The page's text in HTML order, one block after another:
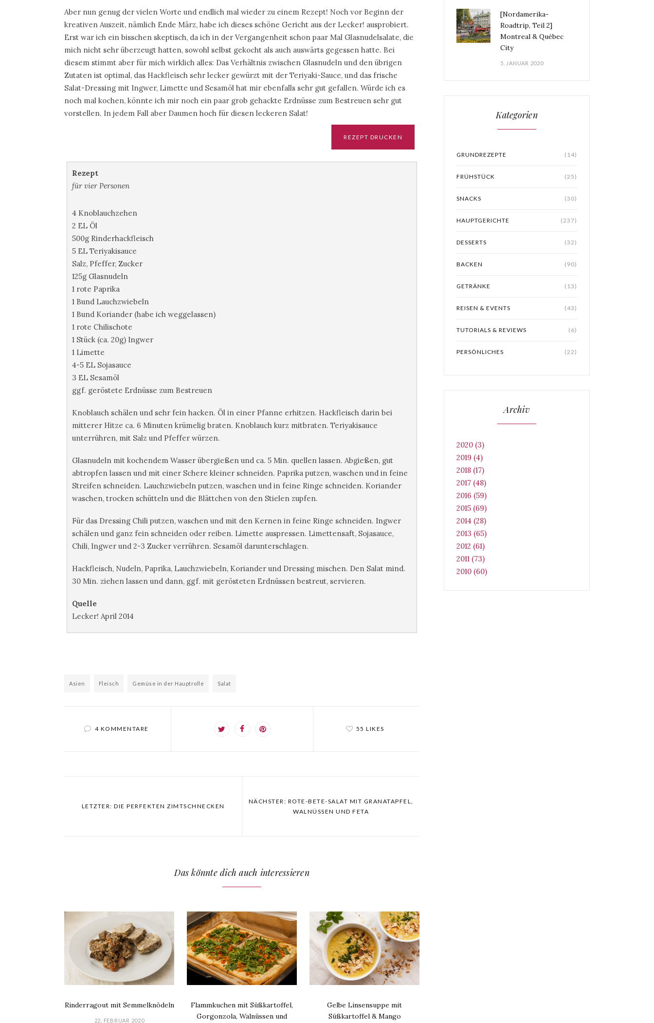
Aber nun genug der vielen Worte und endlich mal wieder zu einem Rezept! Noch vor Beginn der
kreativen Auszeit, nämlich Ende März, habe ich dieses schöne Gericht aus der Lecker! ausprobiert.
Erst war ich ein bisschen skeptisch, da ich in der Vergangenheit schon paar Mal Glasnudelsalate, die
mich nicht sehr überzeugt hatten, sowohl selbst gekocht als auch auswärts gegessen hatte. Bei
diesem stimmt aber für mich wirklich alles: Das Verhältnis zwischen Glasnudeln und den übrigen
Zutaten ist optimal, das Hackfleisch sehr lecker gewürzt mit der Teriyaki-Sauce, und das frische
Salat-Dressing mit Ingwer, Limette und Sesamöl hat mir ebenfalls sehr gut gefallen. Würde ich es
noch mal kochen, könnte ich mir noch ein paar grob gehackte Erdnüsse zum Bestreuen sehr gut
vorstellen. In jedem Fall aber Daumen hoch für diesen leckeren Salat!
Rezept
für vier Personen
4 Knoblauchzehen
2 EL Öl
500g Rinderhackfleisch
5 EL Teriyakisauce
Salz, Pfeffer, Zucker
125g Glasnudeln
1 rote Paprika
1 Bund Lauchzwiebeln
1 Bund Koriander (habe ich weggelassen)
1 rote Chilischote
1 Stück (ca. 20g) Ingwer
1 Limette
4-5 EL Sojasauce
3 EL Sesamöl
ggf. geröstete Erdnüsse zum Bestreuen
Knoblauch schälen und sehr fein hacken. Öl in einer Pfanne erhitzen. Hackfleisch darin bei
mitterer Hitze ca. 6 Minuten krümelig braten. Knoblauch kurz mitbraten. Teriyakisauce
unterrühren, mit Salz und Pfeffer würzen.
Glasnudeln mit kochendem Wasser übergießen und ca. 5 Min. quellen lassen. Abgießen, gut
abtropfen lassen und mit einer Schere kleiner schneiden. Paprika putzen, waschen und in feine
Streifen schneiden. Lauchzwiebeln putzen, waschen und in feine Ringe schneiden. Koriander
waschen, trocken schütteln und die Blättchen von den Stielen zupfen.
Für das Dressing Chili putzen, waschen und mit den Kernen in feine Ringe schneiden. Ingwer
schälen und ganz fein schneiden oder reiben. Limette auspressen. Limettensaft, Sojasauce,
Chili, Ingwer und 2-3 Zucker verrühren. Sesamöl darunterschlagen.
Hackfleisch, Nudeln, Paprika, Lauchzwiebeln, Koriander und Dressing mischen. Den Salat mind.
30 Min. ziehen lassen und dann, ggf. mit gerösteten Erdnüssen bestreut, servieren.
Quelle
Lecker! April 2014
Asien Fleisch Gemüse in der Hauptrolle Salat
4 KOMMENTARE 55 LIKES
LETZTER: DIE PERFEKTEN ZIMTSCHNECKEN
NÄCHSTER: ROTE-BETE-SALAT MIT GRANATAPFEL,
WALNÜSSEN UND FETA
Das könnte dich auch interessieren
Rinderragout mit Semmelknödeln
22. FEBRUAR 2020
Flammkuchen mit Süßkartoffel,
Gorgonzola, Walnüssen und
Gelbe Linsensuppe mit
Süßkartoffel & Mango
[Nordamerika-
Roadtrip, Teil 2]
Montreal & Québec
City
5. JANUAR 2020
Kategorien
GRUNDREZEPTE (14)
FRÜHSTÜCK (25)
SNACKS (30)
HAUPTGERICHTE (237)
DESSERTS (32)
BACKEN (90)
GETRÄNKE (13)
REISEN & EVENTS (43)
TUTORIALS & REVIEWS (6)
PERSÖNLICHES (22)
Archiv
2020 (3)
2019 (4)
2018 (17)
2017 (48)
2016 (59)
2015 (69)
2014 (28)
2013 (65)
2012 (61)
2011 (73)
2010 (60)